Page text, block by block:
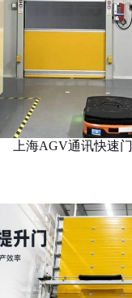
上海AGV通讯快速门